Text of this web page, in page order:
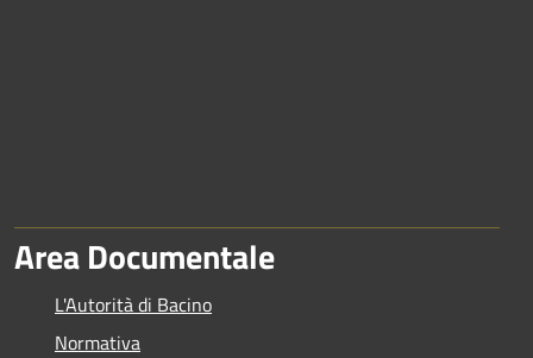
Area Documentale
L'Autorità di Bacino
Normativa